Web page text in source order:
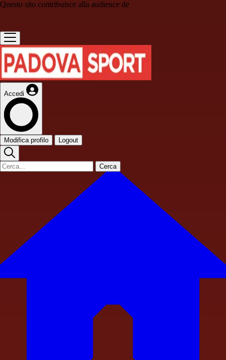
Questo sito contribuisce alla audience de
Accedi
Modifica profilo Logout
Cerca